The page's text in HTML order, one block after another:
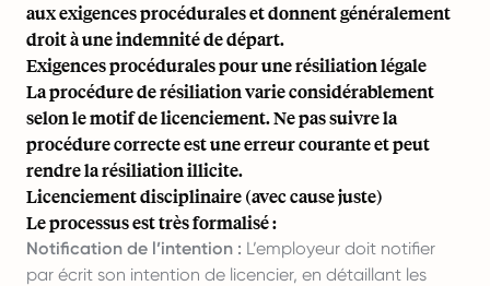
aux exigences procédurales et donnent généralement
droit à une indemnité de départ.
Exigences procédurales pour une résiliation légale
La procédure de résiliation varie considérablement
selon le motif de licenciement. Ne pas suivre la
procédure correcte est une erreur courante et peut
rendre la résiliation illicite.
Licenciement disciplinaire (avec cause juste)
Le processus est très formalisé :
Notification de l’intention : L’employeur doit notifier
par écrit son intention de licencier, en détaillant les